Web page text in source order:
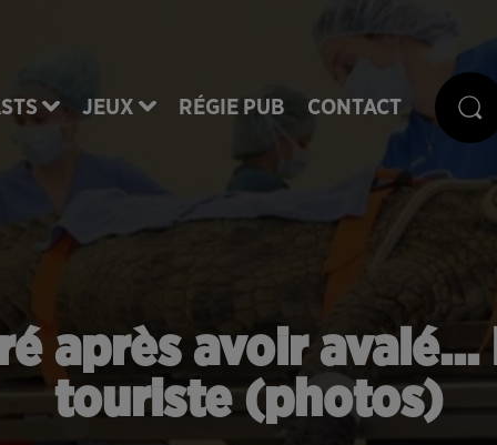
JEUX RÉGIE PUB CONTACT
après avoir avalé...
touriste (photos)